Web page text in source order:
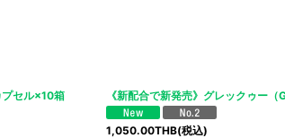
プセル×10箱 《新配合で新発売》グレックゥー
1,050.00THB(税込)